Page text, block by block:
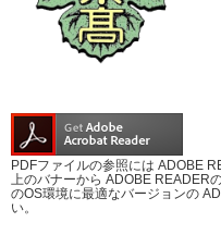
PDFファイルの参照には ADOBE
上のバナーから ADOBE READER
のOS環境に最適なバージョンの
い。